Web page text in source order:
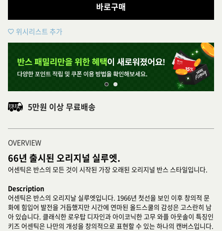
바로구매
위시리스트 추가
5만원 이상 무료배송
OVERVIEW
66년 출시된 오리지널 실루엣.
어센틱은 반스의 모든 것이 시작된 가장 오래된 오리지널 반스 스타일입니다.
Description
어센틱은 반스의 오리지날 실루엣입니다. 1966년 첫선을 보인 이후 창의적 문
화에 힘입어 발전을 거듭했지만 시간에 연마된 올드스쿨의 감성은 고스란히 남
아 있습니다. 클래식한 로우탑 디자인과 아이코닉한 고무 와플 아웃솔이 특징인
키즈 어센틱은 나만의 개성을 창의적으로 표현할 수 있는 하나의 캔버스입니다.